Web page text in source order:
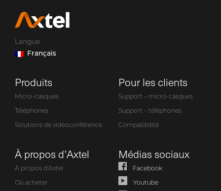
Langue
Français
Produits
Micro-casques
Téléphones
Solutions de vidéoconférence
Pour les clients
Support – micro-casques
Support – téléphones
Compatibilité
À propos d’Axtel
À propos d’Axtel
Où acheter
Médias sociaux
Facebook
Youtube